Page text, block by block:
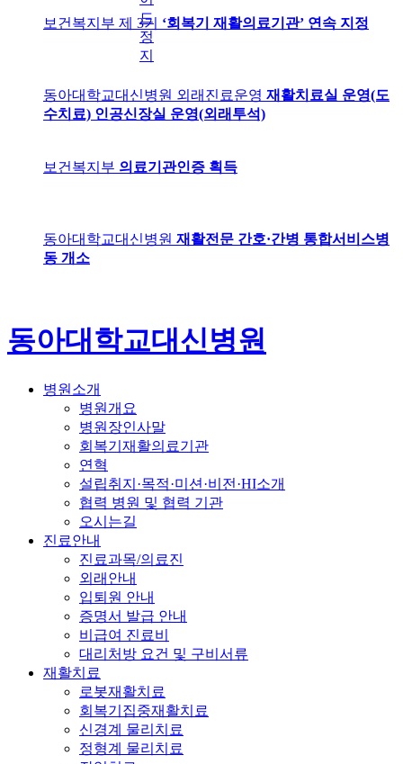
보건복지부 제 3기 ‘회복기 재활의료기관’ 연속 지정
동아대학교대신병원 외래진료운영 재활치료실 운영(도
수치료) 인공신장실 운영(외래투석)
보건복지부 의료기관인증 획득
동아대학교대신병원 재활전문 간호·간병 통합서비스병
동 개소
드
정
지
동아대학교대신병원
병원소개
병원개요
병원장인사말
회복기재활의료기관
연혁
설립취지·목적·미션·비전·HI소개
협력 병원 및 협력 기관
오시는길
진료안내
진료과목/의료진
외래안내
입퇴원 안내
증명서 발급 안내
비급여 진료비
대리처방 요건 및 구비서류
재활치료
로봇재활치료
회복기집중재활치료
신경계 물리치료
정형계 물리치료